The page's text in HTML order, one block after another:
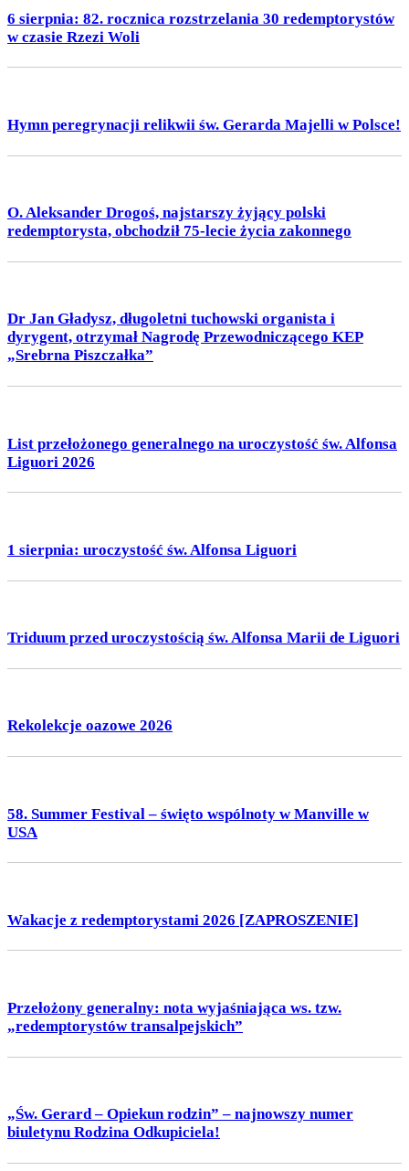
6 sierpnia: 82. rocznica rozstrzelania 30 redemptorystów
w czasie Rzezi Woli
Hymn peregrynacji relikwii św. Gerarda Majelli w Polsce!
O. Aleksander Drogoś, najstarszy żyjący polski
redemptorysta, obchodził 75-lecie życia zakonnego
Dr Jan Gładysz, długoletni tuchowski organista i
dyrygent, otrzymał Nagrodę Przewodniczącego KEP
„Srebrna Piszczałka”
List przełożonego generalnego na uroczystość św. Alfonsa
Liguori 2026
1 sierpnia: uroczystość św. Alfonsa Liguori
Triduum przed uroczystością św. Alfonsa Marii de Liguori
Rekolekcje oazowe 2026
58. Summer Festival – święto wspólnoty w Manville w
USA
Wakacje z redemptorystami 2026 [ZAPROSZENIE]
Przełożony generalny: nota wyjaśniająca ws. tzw.
„redemptorystów transalpejskich”
„Św. Gerard – Opiekun rodzin” – najnowszy numer
biuletynu Rodzina Odkupiciela!